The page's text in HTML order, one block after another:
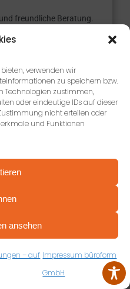
verwenden wir
zu speichern bzw.
Technologien zustimmen,
oder eindeutige IDs auf dieser
nicht erteilen oder
und Funktionen
ansehen
– auf Impressum büroform
GmbH
freundliche Beratung.
wieder.
IHR
– wir freuen
Projekt!
JETZT IHRE